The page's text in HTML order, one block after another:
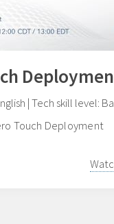
| Tech skill level:
Touch Deployment